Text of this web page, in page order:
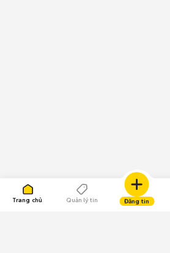
Trang chủ Quản lý tin Đăng tin